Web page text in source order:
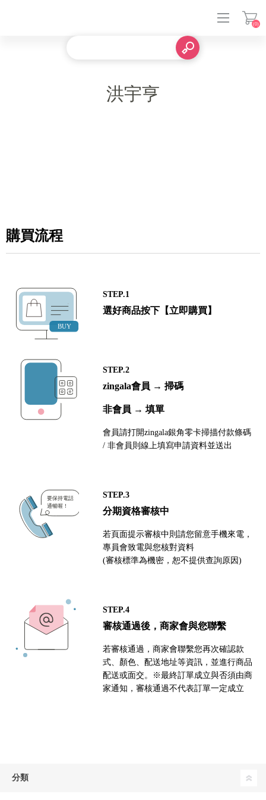
(0)
洪宇亨
購買流程
STEP.1
選好商品按下【立即購買】
STEP.2
zingala會員 → 掃碼
非會員 → 填單
會員請打開zingala銀角零卡掃描付款條碼
/ 非會員則線上填寫申請資料並送出
STEP.3
分期資格審核中
若頁面提示審核中則請您留意手機來電，
專員會致電與您核對資料
(審核標準為機密，恕不提供查詢原因)
STEP.4
審核通過後，商家會與您聯繫
若審核通過，商家會聯繫您再次確認款
式、顏色、配送地址等資訊，並進行商品
配送或面交。※最終訂單成立與否須由商
家通知，審核通過不代表訂單一定成立
分類